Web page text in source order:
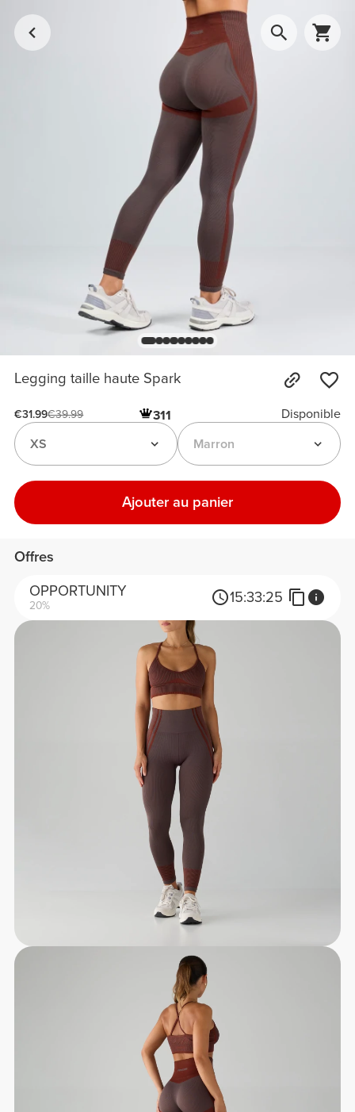
Legging taille haute Spark
€31.99€39.99 311
Disponible
Marron
XS
Ajouter au panier
Offres
OPPORTUNITY
20% 15:33:25